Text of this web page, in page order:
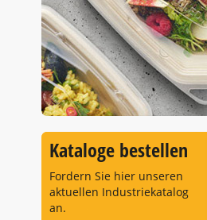
Kataloge bestellen
Fordern Sie hier unseren
aktuellen Industriekatalog
an.